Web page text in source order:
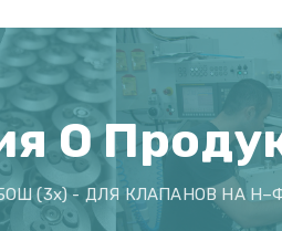
О
(3х) - ДЛЯ КЛАПАНОВ НА